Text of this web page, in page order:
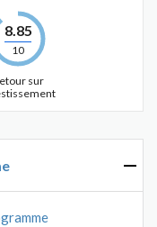
8.85
10
sur